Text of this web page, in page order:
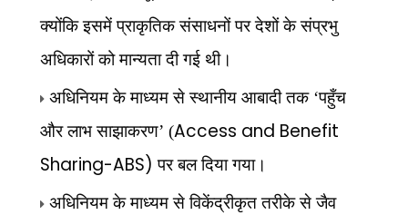
क्योंकि इसमें प्राकृतिक संसाधनों पर देशों के संप्रभु
अधिकारों को मान्यता दी गई थी।
अधिनियम के माध्यम से स्थानीय आबादी तक ‘पहुँच
और लाभ साझाकरण’ (Access and Benefit
Sharing-ABS)पर बल दिया गया।
अधिनियम के माध्यम से विकेंद्रीकृत तरीके से जैव